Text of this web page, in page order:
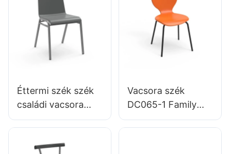
stúdióhasználathoz
Éttermi szék szék
családi vacsora
Hotel DC034-3
ömlesztett Buy
Vacsora szék
DC065-1 Family
Restaurant Hotel